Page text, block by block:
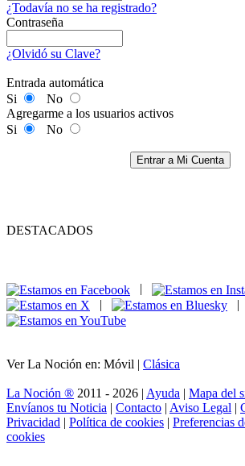
¿Todavía no se ha registrado?
Contraseña
¿Olvidó su Clave?
Entrada automática
Si
No
Agregarme a los usuarios activos
Si
No
Entrar a Mi Cuenta
DESTACADOS
|
|
Ver La Noción en: Móvil | Clásica
La Noción ® 2011 - 2026 | Ayuda | Mapa del
Envíanos tu Noticia | Contacto | Aviso Legal |
Privacidad | Política de cookies | Preferencias
cookies